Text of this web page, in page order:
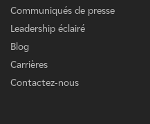
Communiqués de presse
Leadership éclairé
Blog
Carrières
Contactez-nous